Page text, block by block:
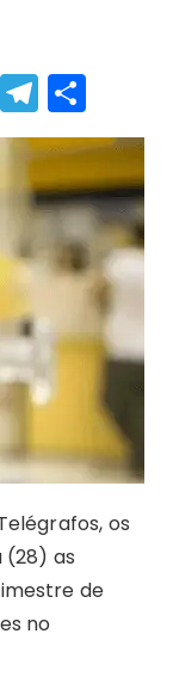
T T
el
e
g
r
a
m
h
a
re
os
(28) as
de
no